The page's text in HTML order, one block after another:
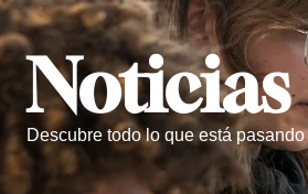
Noticias
Descubre todo lo que está